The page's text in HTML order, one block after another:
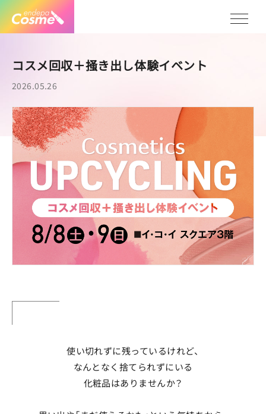
コスメ回収＋掻き出し体験イベント
2026.05.26
使い切れずに残っているけれど、
なんとなく捨てられずにいる
化粧品はありませんか？